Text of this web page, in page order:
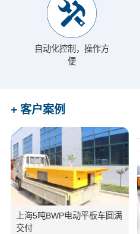
自动化控制，操作方
便
+ 客户案例
上海5吨BWP电动平板车圆满
交付